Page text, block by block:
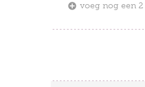
voeg nog een 2